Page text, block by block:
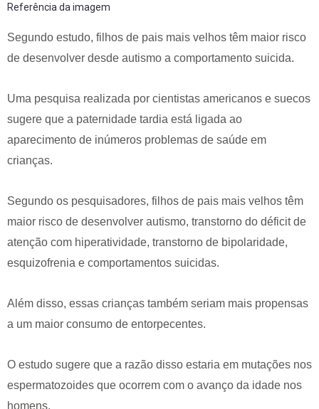
Referência da imagem
Segundo estudo, filhos de pais mais velhos têm maior risco
de desenvolver desde autismo a comportamento suicida.
Uma pesquisa realizada por cientistas americanos e suecos
sugere que a paternidade tardia está ligada ao
aparecimento de inúmeros problemas de saúde em
crianças.
Segundo os pesquisadores, filhos de pais mais velhos têm
maior risco de desenvolver autismo, transtorno do déficit de
atenção com hiperatividade, transtorno de bipolaridade,
esquizofrenia e comportamentos suicidas.
Além disso, essas crianças também seriam mais propensas
a um maior consumo de entorpecentes.
O estudo sugere que a razão disso estaria em mutações nos
espermatozoides que ocorrem com o avanço da idade nos
homens.